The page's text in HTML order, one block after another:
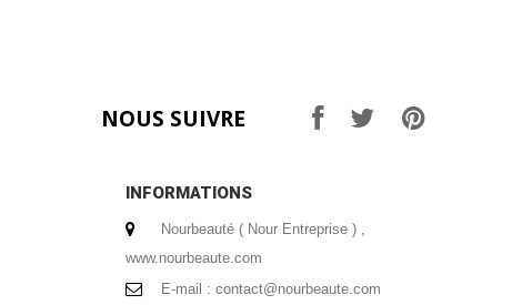
NOUS SUIVRE
INFORMATIONS
Nourbeauté ( Nour Entreprise ) ,
www.nourbeaute.com
E-mail : contact@nourbeaute.com